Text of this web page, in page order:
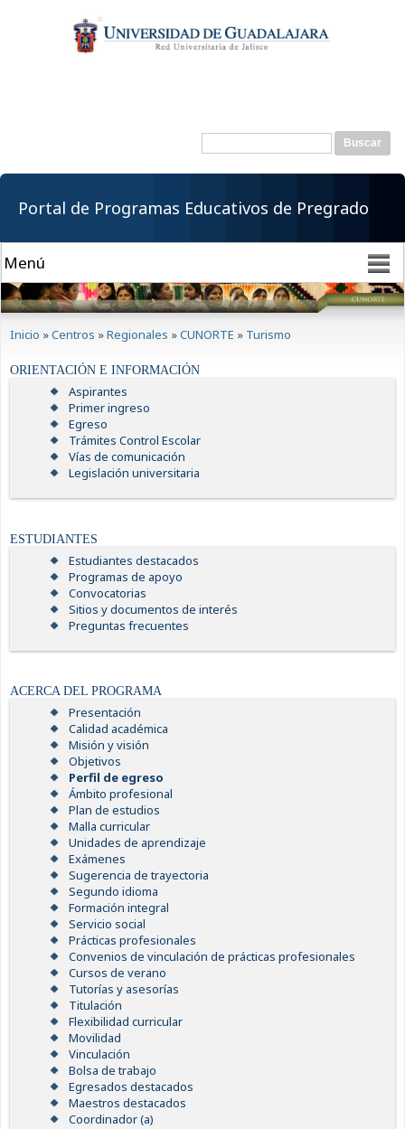
contenido
principal
Formulario de
Buscar
Portal de Programas Educativos de Pregrado
Inicio »Centros »Regionales »CUNORTE » Turismo
ORIENTACIÓN E INFORMACIÓN
Aspirantes
Primer ingreso
Egreso
Trámites Control Escolar
Vías de comunicación
Legislación universitaria
ESTUDIANTES
Estudiantes destacados
Programas de apoyo
Convocatorias
Sitios y documentos de interés
Preguntas frecuentes
ACERCA DEL PROGRAMA
Presentación
Calidad académica
Misión y visión
Objetivos
Perfil de egreso
Ámbito profesional
Plan de estudios
Malla curricular
Unidades de aprendizaje
Exámenes
Sugerencia de trayectoria
Segundo idioma
Formación integral
Servicio social
Prácticas profesionales
Convenios de vinculación de prácticas profesionales
Cursos de verano
Tutorías y asesorías
Titulación
Flexibilidad curricular
Movilidad
Vinculación
Bolsa de trabajo
Egresados destacados
Maestros destacados
Coordinador (a)